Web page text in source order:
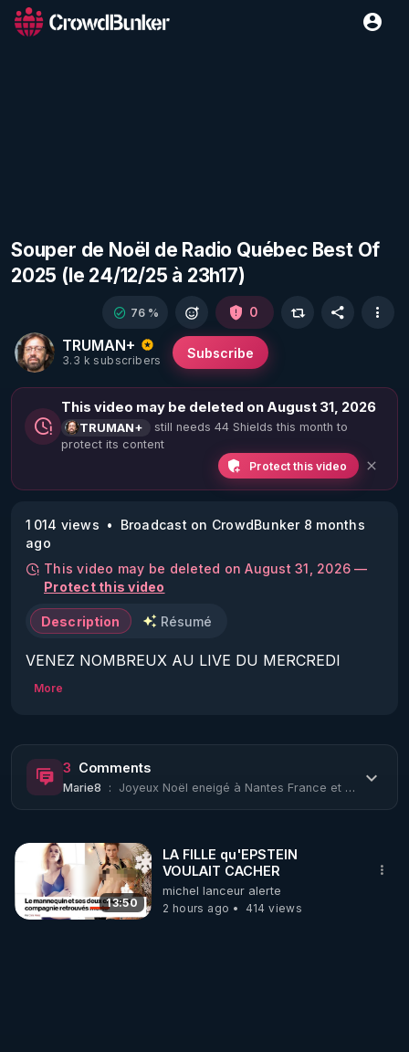
Souper de Noël de Radio Québec Best Of
2025 (le 24/12/25 à 23h17)
TRUMAN+
3.3 k subscribers
Subscribe
76 % 0
This video may be deleted on August 31, 2026
TRUMAN+
still needs 44 Shields this month to
protect its content
Protect this video
1 014 views
Broadcast on CrowdBunker 8 months
ago
This video may be deleted on August 31, 2026 —
Protect this video
Description Résumé
VENEZ NOMBREUX AU LIVE DU MERCREDI
24/12/25 À 23H17 :
https://trumanplus.com/bestofsoupernoel
Envoyez vos vidéos de Noël de 15 secondes
maxium pour ce souper de 2025 avant le 24/12/25
bestofsoupernoel2025 @ pm.me
En effet Alexis Cossette Trudel ne pourra pas faire
More
3 Comments
Marie8 : Joyeux Noël eneigé à Nantes France et grand merci à toi Alexis et à toute la com...
13:50
LA FILLE qu'EPSTEIN
VOULAIT CACHER
michel lanceur alerte
2 hours ago
414 views